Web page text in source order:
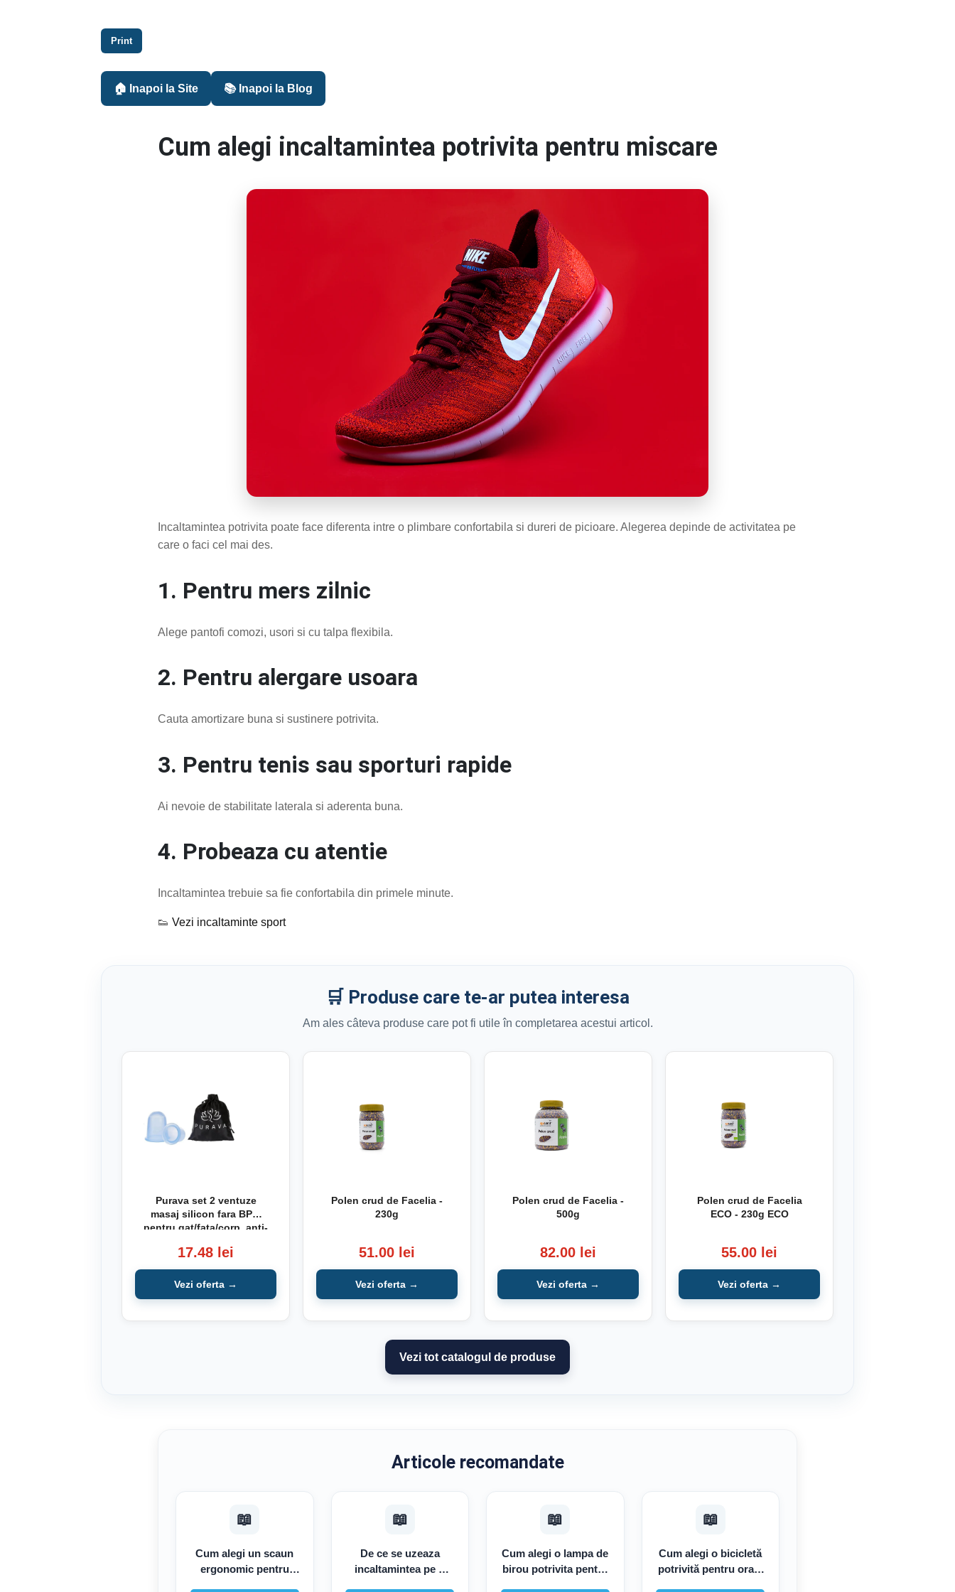
Print
🏠 Inapoi la Site 📚 Inapoi la Blog
Cum alegi incaltamintea potrivita pentru miscare
Incaltamintea potrivita poate face diferenta intre o plimbare confortabila si dureri de picioare. Alegerea depinde de activitatea pe
care o faci cel mai des.
1. Pentru mers zilnic
Alege pantofi comozi, usori si cu talpa flexibila.
2. Pentru alergare usoara
Cauta amortizare buna si sustinere potrivita.
3. Pentru tenis sau sporturi rapide
Ai nevoie de stabilitate laterala si aderenta buna.
4. Probeaza cu atentie
Incaltamintea trebuie sa fie confortabila din primele minute.
👟 Vezi incaltaminte sport
🛒 Produse care te-ar putea interesa
Am ales câteva produse care pot fi utile în completarea acestui articol.
Purava set 2 ventuze
masaj silicon fara BPA,
pentru gat/fata/corp, anti-
stimulare circulatie -
Verificat A · Re-Bloom
17.48 lei
Vezi oferta →
Polen crud de Facelia -
230g
51.00 lei
Vezi oferta →
Polen crud de Facelia -
500g
82.00 lei
Vezi oferta →
Polen crud de Facelia
ECO - 230g ECO
55.00 lei
Vezi oferta →
Vezi tot catalogul de produse
Articole recomandate
📖
Cum alegi un scaun
ergonomic pentru
📖
De ce se uzeaza
incaltamintea pe o
📖
Cum alegi o lampa de
birou potrivita pentru
📖
Cum alegi o bicicletă
potrivită pentru oraș,